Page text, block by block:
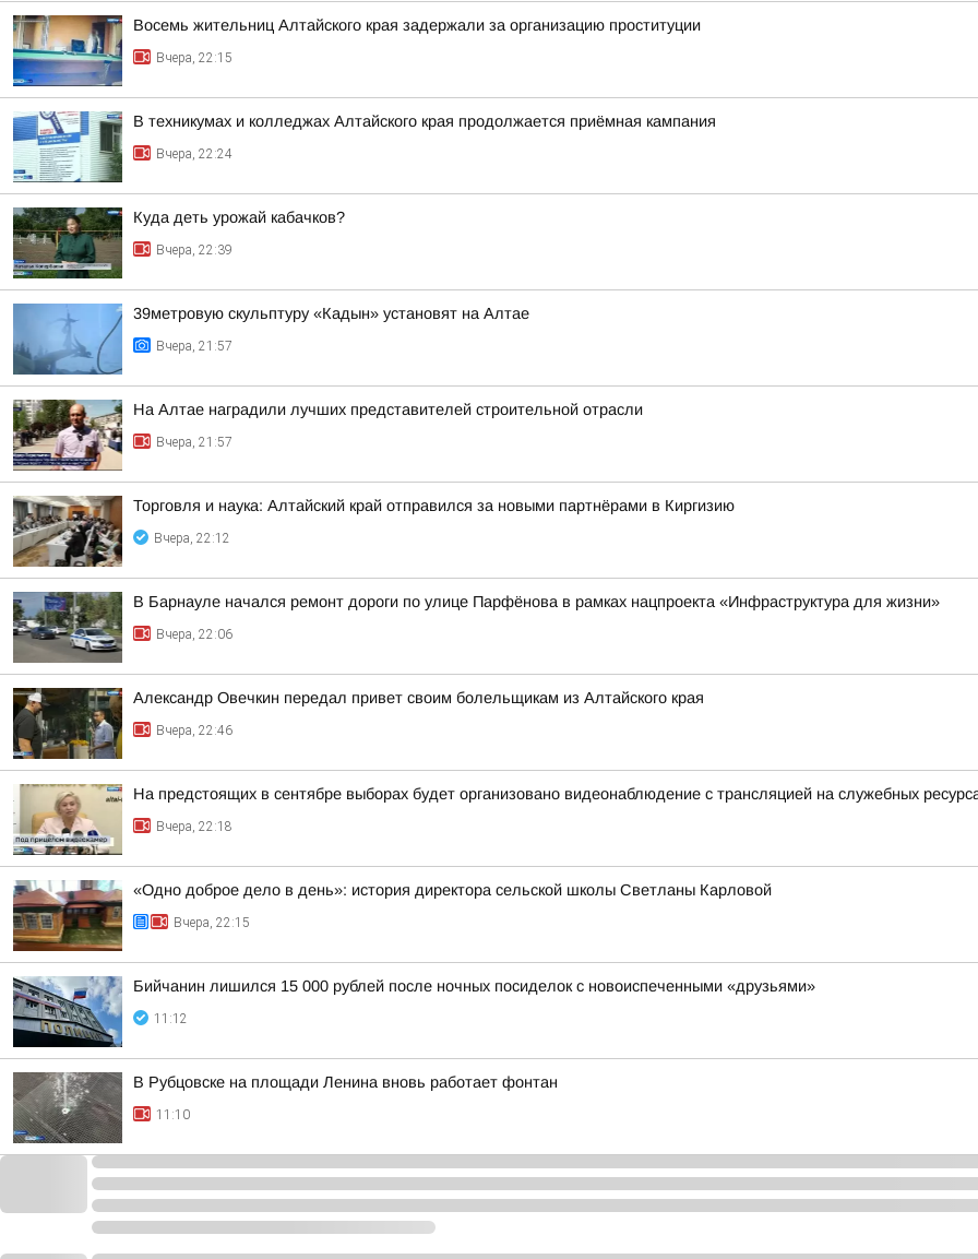
Восемь жительниц Алтайского края задержали за организацию проституции
Вчера, 22:15
В техникумах и колледжах Алтайского края продолжается приёмная кампания
Вчера, 22:24
Куда деть урожай кабачков?
Вчера, 22:39
39метровую скульптуру «Кадын» установят на Алтае
Вчера, 21:57
На Алтае наградили лучших представителей строительной отрасли
Вчера, 21:57
Торговля и наука: Алтайский край отправился за новыми партнёрами в Киргизию
Вчера, 22:12
В Барнауле начался ремонт дороги по улице Парфёнова в рамках нацпроекта «Инфраструктура для жизни»
Вчера, 22:06
Александр Овечкин передал привет своим болельщикам из Алтайского края
Вчера, 22:46
На предстоящих в сентябре выборах будет организовано видеонаблюдение с трансляцией на служебных
Вчера, 22:18
«Одно доброе дело в день»: история директора сельской школы Светланы Карловой
Вчера, 22:15
Бийчанин лишился 15 000 рублей после ночных посиделок с новоиспеченными «друзьями»
11:12
В Рубцовске на площади Ленина вновь работает фонтан
11:10